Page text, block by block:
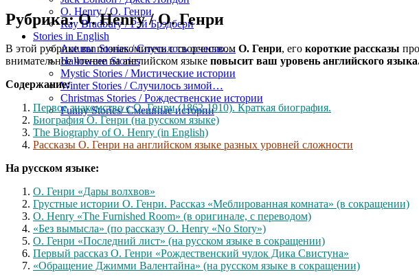
O. Henry / О. Генри
Ray Bradbury / Рэй Брэдбери
Stories in English
Autumn Stories / Случилось осенью…
Halloween Stories
Mystic Stories / Мистические истории
Winter Stories / Случилось зимой…
Christmas Stories / Рождественские истории
Funny Stories/ Смешные истории
Рубрика:O. Henry / О. Генри
В этой рубрике вы познакомитесь с творчеством О. Генри, его короткие рассказы
внимательное чтение на английском языке повысит ваш уровень английского языка
Содержание:
Первое знакомство с О. Генри (1862-1910). Краткая биография.
Биография О. Генри (на русском языке)
The Biography of O. Henry (in English)
Рассказы О. Генри на английском языке разных уровней сложности
На русском языке:
О. Генри «Дары волхвов»
Грустные истории О. Генри. Рассказ «Меблированная комната» (в сокращении)
O. Henry «The Furnished Room» (в оригинале, с переводом)
«Без вымысла» (по рассказу O. Henry «No Story»)
О. Генри «Последний лист» (на русском языке в сокращении)
Первый рассказ О. Генри «Рождественский чулок Дика Свистуна»
«Обращение Джимми Валентайна» (на русском языке в сокращении)